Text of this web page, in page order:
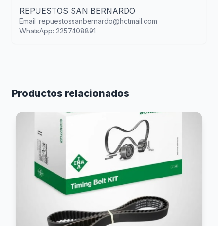
REPUESTOS SAN BERNARDO
Email: repuestossanbernardo@hotmail.com
WhatsApp: 2257408891
Productos relacionados